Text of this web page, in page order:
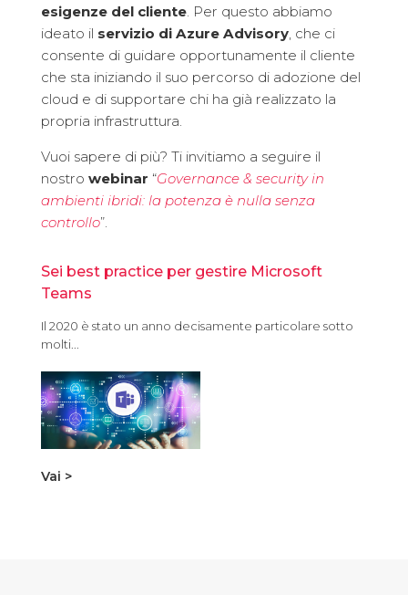
esigenze del cliente. Per questo abbiamo
ideato il servizio di Azure Advisory, che ci
consente di guidare opportunamente il cliente
che sta iniziando il suo percorso di adozione del
cloud e di supportare chi ha già realizzato la
propria infrastruttura.
Vuoi sapere di più? Ti invitiamo a seguire il
nostro webinar “Governance & security in
ambienti ibridi: la potenza è nulla senza
controllo”.
Sei best practice per gestire Microsoft
Teams
Il 2020 è stato un anno decisamente particolare sotto
molti...
Vai >